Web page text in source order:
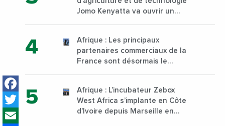
Facebook
Twitter
Jomo Kenyatta va ouvrir un
sur son campus de Karen à
Nairobi dès janvier 2023
Afrique : Les principaux
partenaires commerciaux de la
France sont désormais le
Afrique : L’incubateur Zebox
West Africa s’implante en Côte
d’Ivoire depuis Marseille en